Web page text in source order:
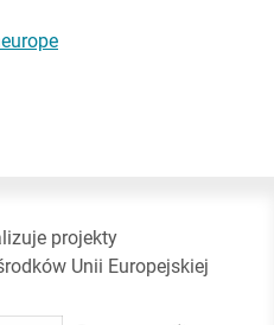
projekty
Unii Europejskiej